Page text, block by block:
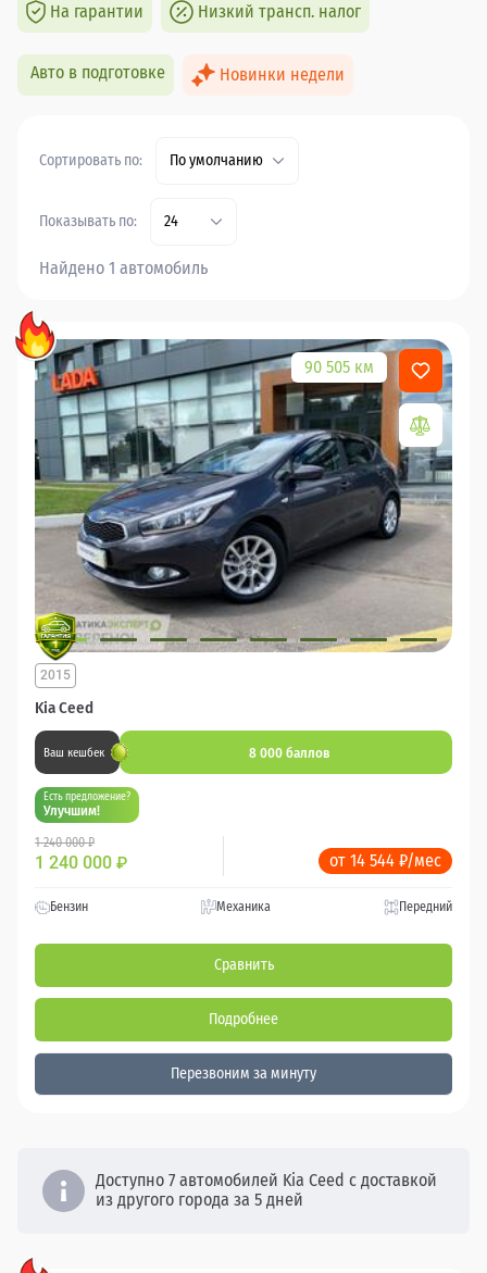
На гарантии Низкий трансп. налог
Авто в подготовке Новинки недели
Сортировать по: По умолчанию
Показывать по: 24
Найдено 1 автомобиль
90 505 км
Kia Ceed
2015
Ваш кешбек 8 000 баллов
Есть предложение?
Улучшим!
1 240 000 ₽
1 240 000 ₽ от 14 544 ₽/мес
Бензин Механика Передний
Сравнить
Подробнее
Перезвоним за минуту
Доступно 7 автомобилей Kia Ceed с доставкой
из другого города за 5 дней